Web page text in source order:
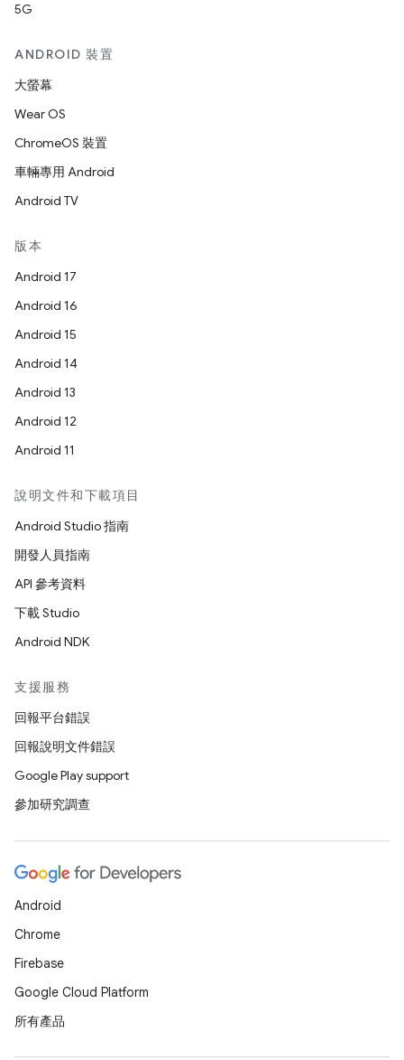
5G
ANDROID 裝置
大螢幕
Wear OS
ChromeOS 裝置
車輛專用 Android
Android TV
版本
Android 17
Android 16
Android 15
Android 14
Android 13
Android 12
Android 11
說明文件和下載項目
Android Studio 指南
開發人員指南
API 參考資料
下載 Studio
Android NDK
支援服務
回報平台錯誤
回報說明文件錯誤
Google Play support
參加研究調查
Android
Chrome
Firebase
Google Cloud Platform
所有產品